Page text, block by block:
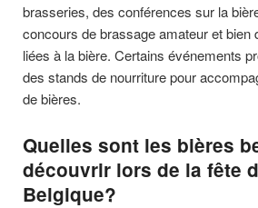
brasseries, des conférences sur la
concours de brassage amateur et bien
liées à la bière. Certains événements
des stands de nourriture pour
de bières.
Quelles sont les bières
découvrir lors de la fête
Belgique?